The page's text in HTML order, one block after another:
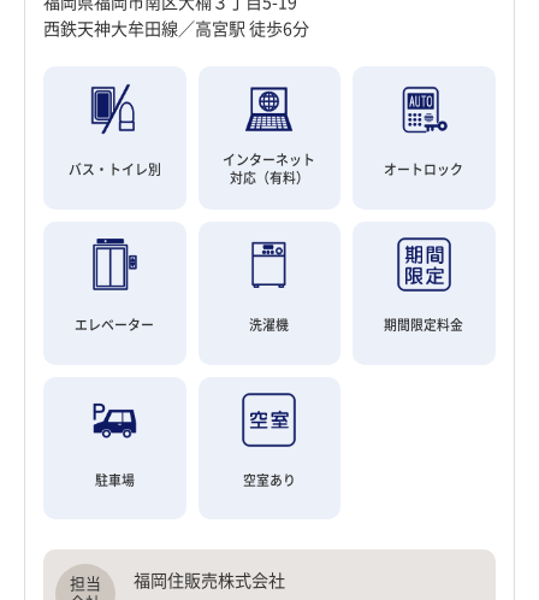
西鉄天神大牟田線／高宮駅 徒歩6分
バス・トイレ別
インターネット
対応（有料）
オートロック
エレベーター 洗濯機 期間限定料金
駐車場 空室あり
福岡住販売株式会社